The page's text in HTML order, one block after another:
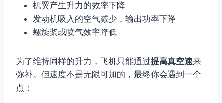
机翼产生升力的效率下降
发动机吸入的空气减少，输出功率下降
螺旋桨或喷气效率降低
为了维持同样的升力，飞机只能通过提高真空速来
弥补。但速度不是无限可加的，最终你会遇到一个
点：